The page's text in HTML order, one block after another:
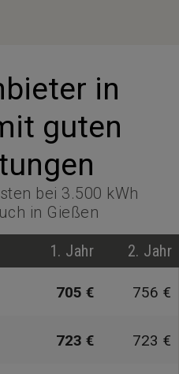
in
guten
bei 3.500 kWh
in Gießen
1. Jahr
2. Jahr
705 € 756 €
723 € 723 €